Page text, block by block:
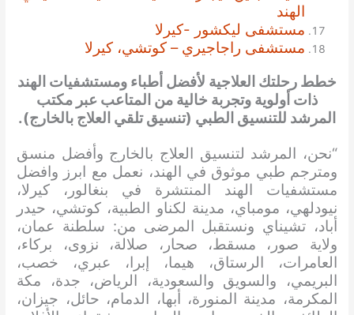
الهند
مستشفى ليكشور -كيرلا
مستشفى راجاجيري – كوتشي، كيرلا
خطط رحلتك العلاجية لأفضل أطباء ومستشفيات الهند
ذات أولوية وتجربة خالية من المتاعب عبر مكتب
المرشد للتنسيق الطبي (تنسيق تلقي العلاج بالخارج).
“نحن، المرشد لتنسيق العلاج بالخارج وأفضل منسق
ومترجم طبي موثوق في الهند، نعمل مع ابرز وافضل
مستشفيات الهند المنتشرة في بنغالور، كيرلا،
نيودلهي، مومباي، مدينة لكناو الطبية، كوتشي، حيدر
أباد، تشيناي ونستقبل المرضى من: سلطنة عمان،
ولاية صور، مسقط، صحار، صلالة، نزوى، بركاء،
العامرات، الرستاق، هيما، إبرا، عبري، خصب،
البريمي، والسويق والسعودية، الرياض، جدة، مكة
المكرمة، مدينة المنورة، أبها، الدمام، حائل، جيزان،